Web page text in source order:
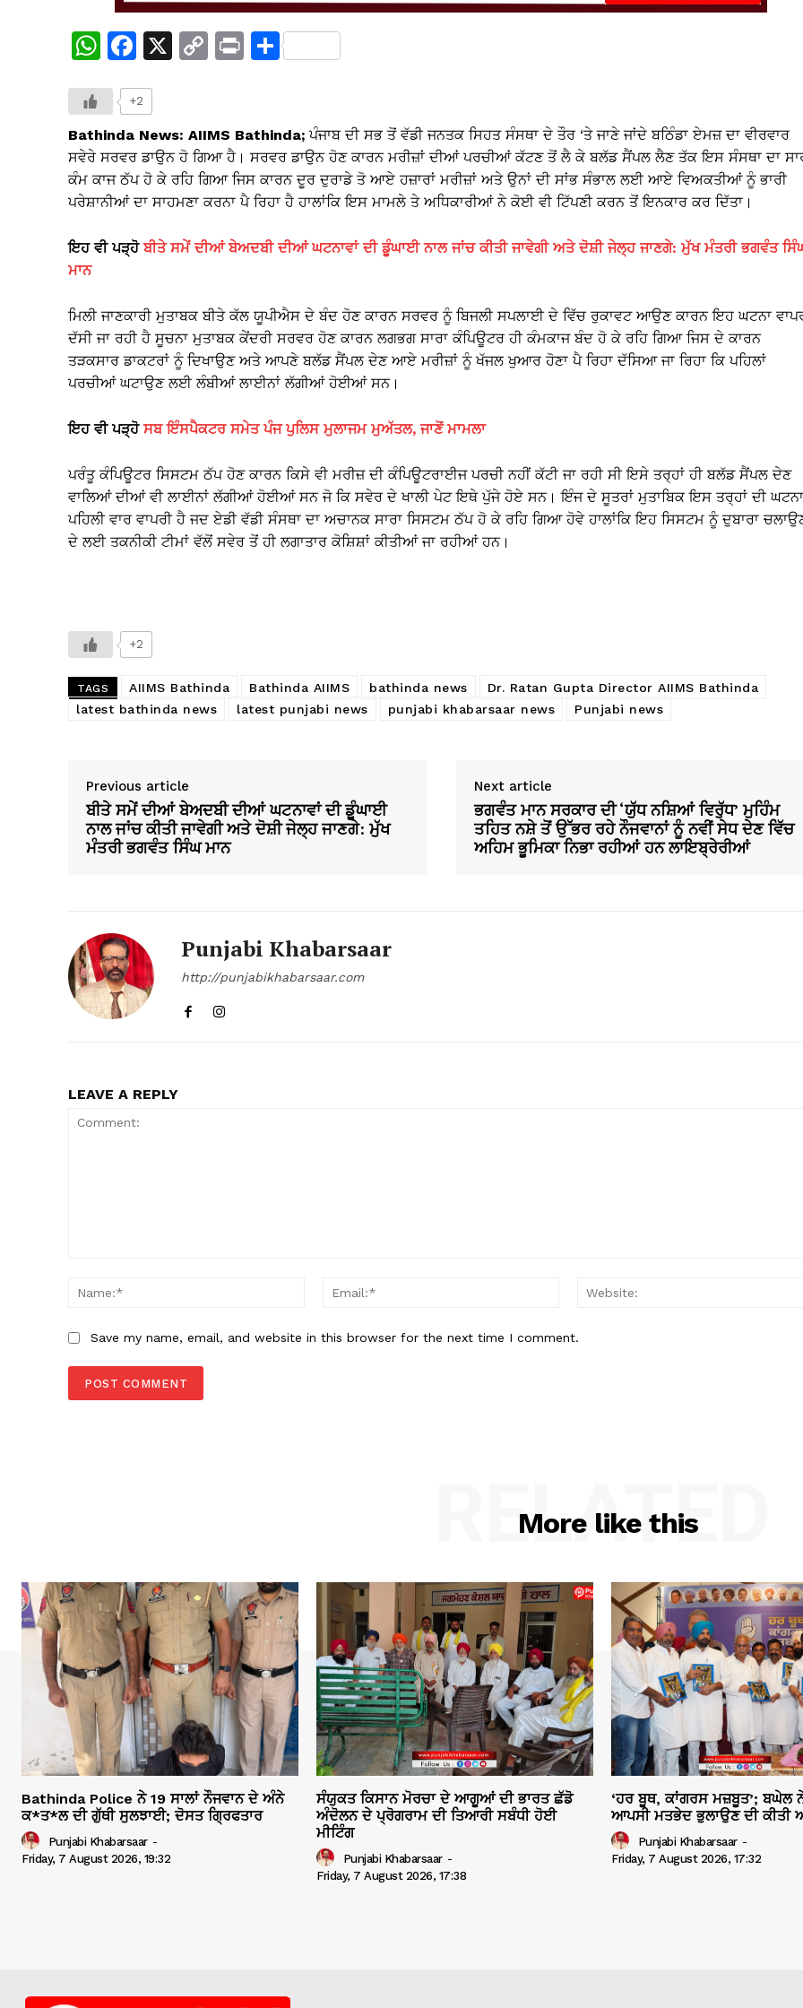
W
at
s
A
p
p
F
c
e
b
o
o
k
X
C
y
Li
n
k
Pr S
e
+2
Bathinda News: AIIMS Bathinda; ਪੰਜਾਬ ਦੀ ਸਭ ਤੋਂ ਵੱਡੀ ਜਨਤਕ ਸਿਹਤ ਸੰਸਥਾ ਦੇ ਤੌਰ ‘ਤੇ ਜਾਣੇ ਜਾਂਦੇ ਬਠਿੰਡਾ ਏਮਜ਼ ਦਾ ਵੀਰਵਾਰ
ਸਵੇਰੇ ਸਰਵਰ ਡਾਉਨ ਹੋ ਗਿਆ ਹੈ। ਸਰਵਰ ਡਾਉਨ ਹੋਣ ਕਾਰਨ ਮਰੀਜ਼ਾਂ ਦੀਆਂ ਪਰਚੀਆਂ ਕੱਟਣ ਤੋਂ ਲੈ ਕੇ ਬਲੱਡ ਸੈਂਪਲ ਲੈਣ ਤੱਕ ਇਸ ਸੰਸਥਾ ਦਾ
ਕੰਮ ਕਾਜ ਠੱਪ ਹੋ ਕੇ ਰਹਿ ਗਿਆ ਜਿਸ ਕਾਰਨ ਦੂਰ ਦੁਰਾਡੇ ਤੋ ਆਏ ਹਜ਼ਾਰਾਂ ਮਰੀਜ਼ਾਂ ਅਤੇ ਉਨਾਂ ਦੀ ਸਾਂਭ ਸੰਭਾਲ ਲਈ ਆਏ ਵਿਅਕਤੀਆਂ ਨੂੰ ਭਾਰੀ
ਪਰੇਸ਼ਾਨੀਆਂ ਦਾ ਸਾਹਮਣਾ ਕਰਨਾ ਪੈ ਰਿਹਾ ਹੈ ਹਾਲਾਂਕਿ ਇਸ ਮਾਮਲੇ ਤੇ ਅਧਿਕਾਰੀਆਂ ਨੇ ਕੋਈ ਵੀ ਟਿੱਪਣੀ ਕਰਨ ਤੋਂ ਇਨਕਾਰ ਕਰ ਦਿੱਤਾ।
ਇਹ ਵੀ ਪੜ੍ਹੋਬੀਤੇ ਸਮੇਂ ਦੀਆਂ ਬੇਅਦਬੀ ਦੀਆਂ ਘਟਨਾਵਾਂ ਦੀ ਡੂੰਘਾਈ ਨਾਲ ਜਾਂਚ ਕੀਤੀ ਜਾਵੇਗੀ ਅਤੇ ਦੋਸ਼ੀ ਜੇਲ੍ਹ ਜਾਣਗੇ: ਮੁੱਖ ਮੰਤਰੀ ਭਗਵੰਤ
ਮਾਨ
ਮਿਲੀ ਜਾਣਕਾਰੀ ਮੁਤਾਬਕ ਬੀਤੇ ਕੱਲ ਯੂਪੀਐਸ ਦੇ ਬੰਦ ਹੋਣ ਕਾਰਨ ਸਰਵਰ ਨੂੰ ਬਿਜਲੀ ਸਪਲਾਈ ਦੇ ਵਿੱਚ ਰੁਕਾਵਟ ਆਉਣ ਕਾਰਨ ਇਹ ਘਟਨਾ
ਦੱਸੀ ਜਾ ਰਹੀ ਹੈ ਸੂਚਨਾ ਮੁਤਾਬਕ ਕੇਂਦਰੀ ਸਰਵਰ ਹੋਣ ਕਾਰਨ ਲਗਭਗ ਸਾਰਾ ਕੰਪਿਊਟਰ ਹੀ ਕੰਮਕਾਜ ਬੰਦ ਹੋ ਕੇ ਰਹਿ ਗਿਆ ਜਿਸ ਦੇ ਕਾਰਨ
ਤੜਕਸਾਰ ਡਾਕਟਰਾਂ ਨੂੰ ਦਿਖਾਉਣ ਅਤੇ ਆਪਣੇ ਬਲੱਡ ਸੈਂਪਲ ਦੇਣ ਆਏ ਮਰੀਜ਼ਾਂ ਨੂੰ ਖੱਜਲ ਖੁਆਰ ਹੋਣਾ ਪੈ ਰਿਹਾ ਦੱਸਿਆ ਜਾ ਰਿਹਾ ਕਿ ਪਹਿਲਾਂ
ਪਰਚੀਆਂ ਘਟਾਉਣ ਲਈ ਲੰਬੀਆਂ ਲਾਈਨਾਂ ਲੱਗੀਆਂ ਹੋਈਆਂ ਸਨ।
ਇਹ ਵੀ ਪੜ੍ਹੋ ਸਬ ਇੰਸਪੈਕਟਰ ਸਮੇਤ ਪੰਜ ਪੁਲਿਸ ਮੁਲਾਜਮ ਮੁਅੱਤਲ, ਜਾਣੋਂ ਮਾਮਲਾ
ਪਰੰਤੂ ਕੰਪਿਊਟਰ ਸਿਸਟਮ ਠੱਪ ਹੋਣ ਕਾਰਨ ਕਿਸੇ ਵੀ ਮਰੀਜ਼ ਦੀ ਕੰਪਿਊਟਰਾਈਜ ਪਰਚੀ ਨਹੀਂ ਕੱਟੀ ਜਾ ਰਹੀ ਸੀ ਇਸੇ ਤਰ੍ਹਾਂ ਹੀ ਬਲੱਡ ਸੈਂਪਲ ਦੇਣ
ਵਾਲਿਆਂ ਦੀਆਂ ਵੀ ਲਾਈਨਾਂ ਲੱਗੀਆਂ ਹੋਈਆਂ ਸਨ ਜੋ ਕਿ ਸਵੇਰ ਦੇ ਖਾਲੀ ਪੇਟ ਇਥੇ ਪੁੱਜੇ ਹੋਏ ਸਨ। ਇੰਜ ਦੇ ਸੂਤਰਾਂ ਮੁਤਾਬਿਕ ਇਸ ਤਰ੍ਹਾਂ ਦੀ ਘਟਨਾ
ਪਹਿਲੀ ਵਾਰ ਵਾਪਰੀ ਹੈ ਜਦ ਏਡੀ ਵੱਡੀ ਸੰਸਥਾ ਦਾ ਅਚਾਨਕ ਸਾਰਾ ਸਿਸਟਮ ਠੱਪ ਹੋ ਕੇ ਰਹਿ ਗਿਆ ਹੋਵੇ ਹਾਲਾਂਕਿ ਇਹ ਸਿਸਟਮ ਨੂੰ ਦੁਬਾਰਾ
ਦੇ ਲਈ ਤਕਨੀਕੀ ਟੀਮਾਂ ਵੱਲੋਂ ਸਵੇਰ ਤੋਂ ਹੀ ਲਗਾਤਾਰ ਕੋਸ਼ਿਸ਼ਾਂ ਕੀਤੀਆਂ ਜਾ ਰਹੀਆਂ ਹਨ।
+2
TAGS AIIMS Bathinda Bathinda AIIMS bathinda news
Dr. Ratan Gupta Director AIIMS Bathinda
latest bathinda news
latest punjabi news punjabi khabarsaar news Punjabi news
Previous article
ਬੀਤੇ ਸਮੇਂ ਦੀਆਂ ਬੇਅਦਬੀ ਦੀਆਂ ਘਟਨਾਵਾਂ ਦੀ ਡੂੰਘਾਈ
ਨਾਲ ਜਾਂਚ ਕੀਤੀ ਜਾਵੇਗੀ ਅਤੇ ਦੋਸ਼ੀ ਜੇਲ੍ਹ ਜਾਣਗੇ: ਮੁੱਖ
ਮੰਤਰੀ ਭਗਵੰਤ ਸਿੰਘ ਮਾਨ
Next article
ਭਗਵੰਤ ਮਾਨ ਸਰਕਾਰ ਦੀ ‘ਯੁੱਧ ਨਸ਼ਿਆਂ ਵਿਰੁੱਧ’ ਮੁਹਿੰਮ
ਤਹਿਤ ਨਸ਼ੇ ਤੋਂ ਉੱਭਰ ਰਹੇ ਨੌਜਵਾਨਾਂ ਨੂੰ ਨਵੀਂ ਸੇਧ ਦੇਣ ਵਿੱਚ
ਅਹਿਮ ਭੂਮਿਕਾ ਨਿਭਾ ਰਹੀਆਂ ਹਨ ਲਾਇਬ੍ਰੇਰੀਆਂ
Punjabi Khabarsaar
http://punjabikhabarsaar.com
LEAVE A REPLY
Name:*
Email:*
Save my name, email, and website in this browser for the next time I comment.
More like this
RELATED
Bathinda Police ਨੇ 19 ਸਾਲਾਂ ਨੌਜਵਾਨ ਦੇ ਅੰਨੇ
ਕ*ਤ*ਲ ਦੀ ਗੁੱਥੀ ਸੁਲਝਾਈ; ਦੋਸਤ ਗ੍ਰਿਫਤਾਰ
Punjabi Khabarsaar -
Friday, 7 August 2026, 19:32
ਸੰਯੁਕਤ ਕਿਸਾਨ ਮੋਰਚਾ ਦੇ ਆਗੂਆਂ ਦੀ ਭਾਰਤ ਛੱਡੋ
ਅੰਦੋਲਨ ਦੇ ਪ੍ਰੋਗਰਾਮ ਦੀ ਤਿਆਰੀ ਸਬੰਧੀ ਹੋਈ
ਮੀਟਿੰਗ
Punjabi Khabarsaar -
Friday, 7 August 2026, 17:38
‘ਹਰ ਬੂਥ, ਕਾਂਗਰਸ ਮਜ਼ਬੂਤ’; ਬਘੇਲ
ਆਪਸੀ ਮਤਭੇਦ ਭੁਲਾਉਣ ਦੀ ਕੀਤੀ
Punjabi Khabarsaar -
Friday, 7 August 2026, 17:32